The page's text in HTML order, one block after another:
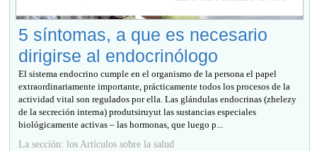
5 síntomas, a que es necesario
dirigirse al endocrinólogo
El sistema endocrino cumple en el organismo de la persona el papel
extraordinariamente importante, prácticamente todos los procesos de la
actividad vital son regulados por ella. Las glándulas endocrinas (zhelezy
de la secreción interna) produtsiruyut las sustancias especiales
biológicamente activas – las hormonas, que luego p...
La sección: los Artículos sobre la salud